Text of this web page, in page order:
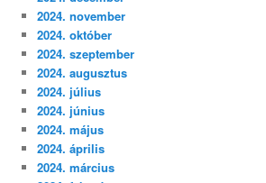
2024. november
2024. október
2024. szeptember
2024. augusztus
2024. július
2024. június
2024. május
2024. április
2024. március